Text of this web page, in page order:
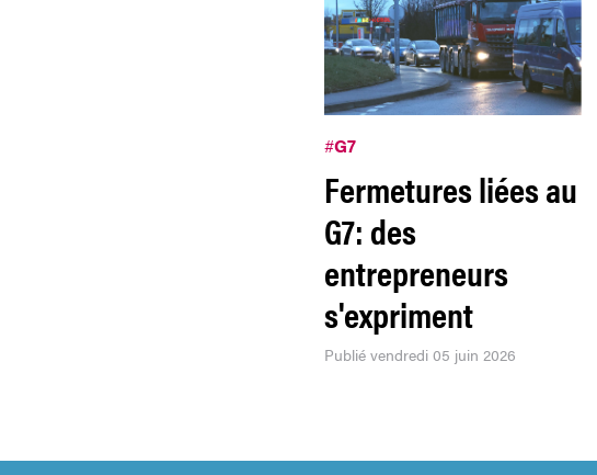
#G7
Fermetures liées au
G7: des
entrepreneurs
s'expriment
Publié vendredi 05 juin 2026